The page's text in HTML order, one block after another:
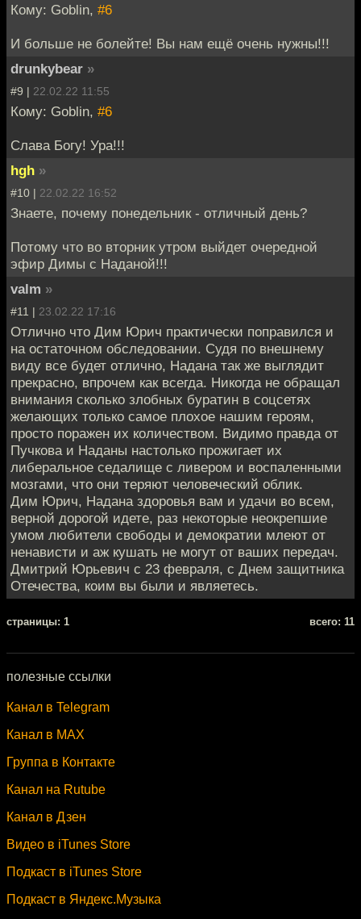
Кому: Goblin, #6
И больше не болейте! Вы нам ещё очень нужны!!!
drunkybear »
#9 | 22.02.22 11:55
Кому: Goblin, #6
Слава Богу! Ура!!!
hgh »
#10 | 22.02.22 16:52
Знаете, почему понедельник - отличный день?
Потому что во вторник утром выйдет очередной
эфир Димы с Наданой!!!
valm »
#11 | 23.02.22 17:16
Отлично что Дим Юрич практически поправился и
на остаточном обследовании. Судя по внешнему
виду все будет отлично, Надана так же выглядит
прекрасно, впрочем как всегда. Никогда не обращал
внимания сколько злобных буратин в соцсетях
желающих только самое плохое нашим героям,
просто поражен их количеством. Видимо правда от
Пучкова и Наданы настолько прожигает их
либеральное седалище с ливером и воспаленными
мозгами, что они теряют человеческий облик.
Дим Юрич, Надана здоровья вам и удачи во всем,
верной дорогой идете, раз некоторые неокрепшие
умом любители свободы и демократии млеют от
ненависти и аж кушать не могут от ваших передач.
Дмитрий Юрьевич с 23 февраля, с Днем защитника
Отечества, коим вы были и являетесь.
cтраницы: 1 всего: 11
полезные ссылки
Канал в Telegram
Канал в MAX
Группа в Контакте
Канал на Rutube
Канал в Дзен
Видео в iTunes Store
Подкаст в iTunes Store
Подкаст в Яндекс.Музыка